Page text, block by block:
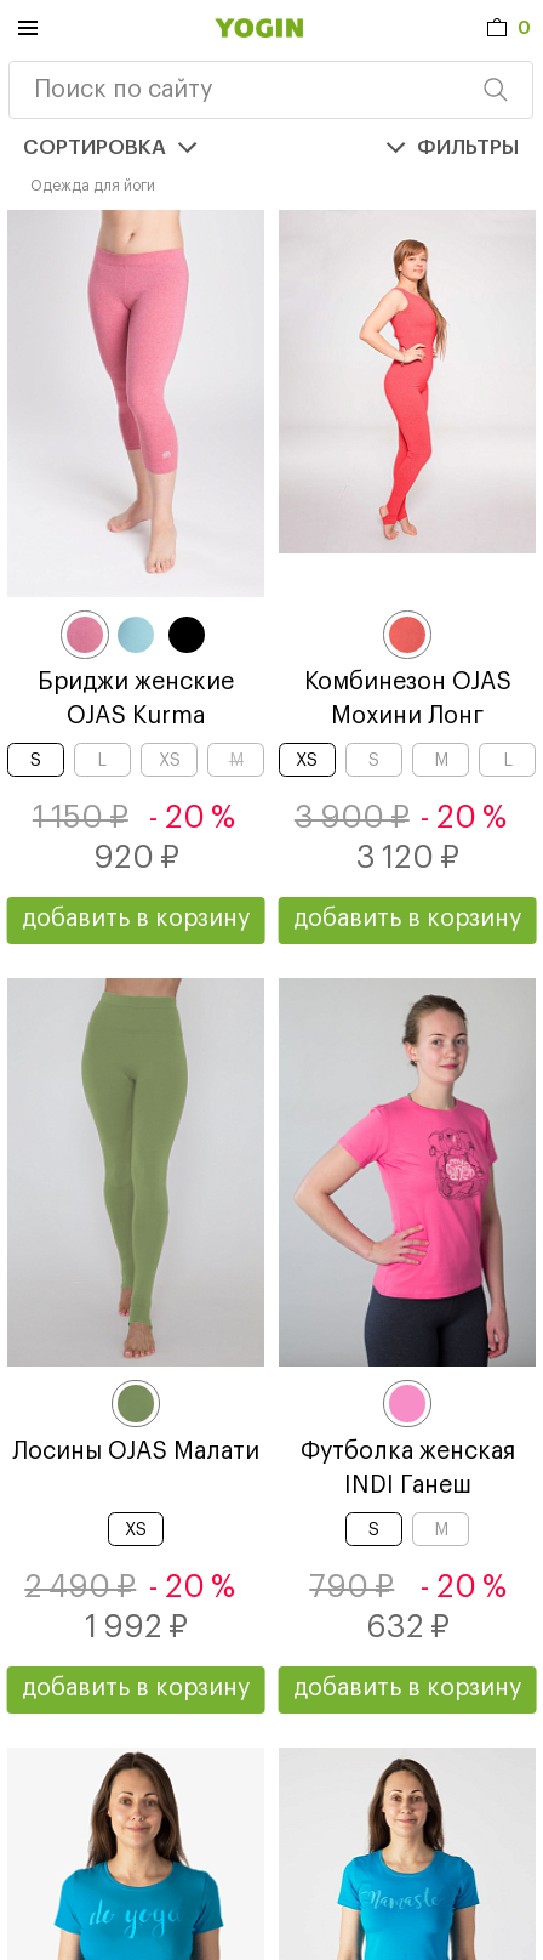
0
Одежда для йоги
СОРТИРОВКА ФИЛЬТРЫ
Бриджи женские
OJAS Kurma
1 150 ₽
- 20 %
920 ₽
S L XS M
добавить в корзину
Комбинезон OJAS
Мохини Лонг
3 900 ₽ - 20 %
3 120 ₽
XS S M L
добавить в корзину
Лосины OJAS Малати
2 490 ₽ - 20 %
1 992 ₽
XS
добавить в корзину
Футболка женская
INDI Ганеш
790 ₽
- 20 %
632 ₽
S M
добавить в корзину